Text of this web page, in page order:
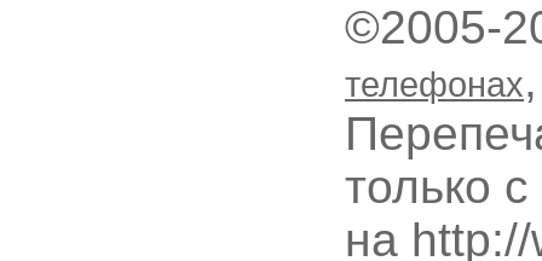
©2005-
телефонах
только
на